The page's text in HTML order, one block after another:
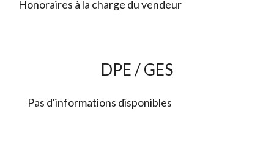
Honoraires à la charge du vendeur
DPE / GES
Pas d'informations disponibles